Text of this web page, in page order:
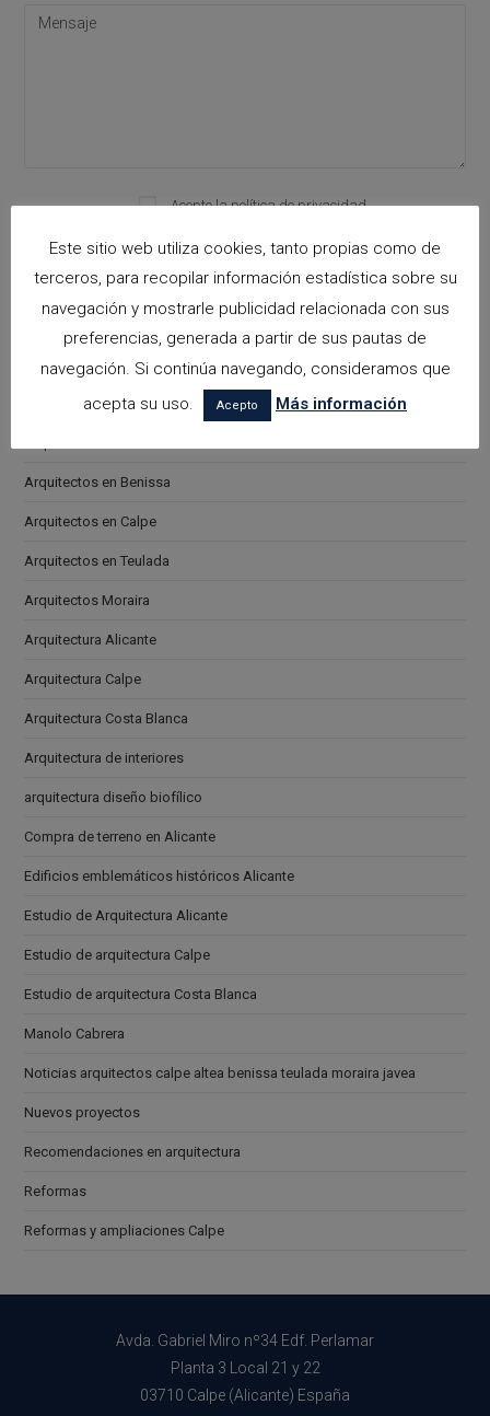
Acepto lapolítica de privacidad
Categorías
arquitectora espacios biofilicos
Arquitectos en Alicante
Arquitectos en Benissa
Arquitectos en Calpe
Arquitectos en Teulada
Arquitectos Moraira
Arquitectura Alicante
Arquitectura Calpe
Arquitectura Costa Blanca
Arquitectura de interiores
arquitectura diseño biofílico
Compra de terreno en Alicante
Edificios emblemáticos históricos Alicante
Estudio de Arquitectura Alicante
Estudio de arquitectura Calpe
Estudio de arquitectura Costa Blanca
Manolo Cabrera
Noticias arquitectos calpe altea benissa teulada moraira javea
Nuevos proyectos
Recomendaciones en arquitectura
Reformas
Reformas y ampliaciones Calpe
Avda. Gabriel Miro nº34 Edf. Perlamar
Planta 3 Local 21 y 22
03710 Calpe (Alicante) España
Este sitio web utiliza cookies, tanto propias como de
terceros, para recopilar información estadística sobre su
navegación y mostrarle publicidad relacionada con sus
preferencias, generada a partir de sus pautas de
navegación. Si continúa navegando, consideramos que
acepta su uso.
Acepto Más información